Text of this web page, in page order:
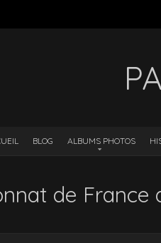
BLOG ALBUMS PHOTOS
de France